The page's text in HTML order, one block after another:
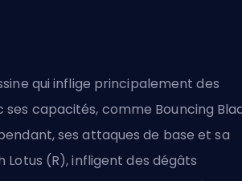
qui inflige principalement des
capacités, comme Bouncing
ses attaques de base et sa
(R), infligent des dégâts